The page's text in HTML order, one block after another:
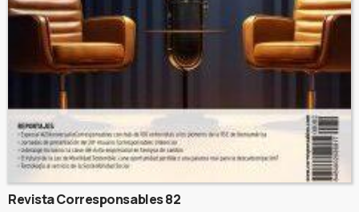
Revista Corresponsables 82